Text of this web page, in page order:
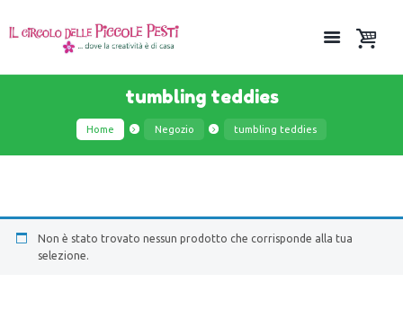
tumbling teddies
Home Negozio tumbling teddies
Non è stato trovato nessun prodotto che corrisponde alla tua
selezione.